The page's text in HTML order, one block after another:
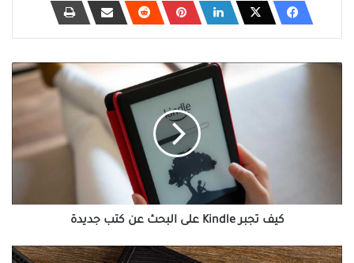
كيف تجبر Kindle على البحث عن كتب جديدة
ما